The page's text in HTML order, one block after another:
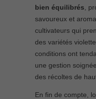
bien équilibrés ,
savoureux et
cultivateurs qui
des variétés
conditions ont
une gestion
des récoltes de
En fin de compte,